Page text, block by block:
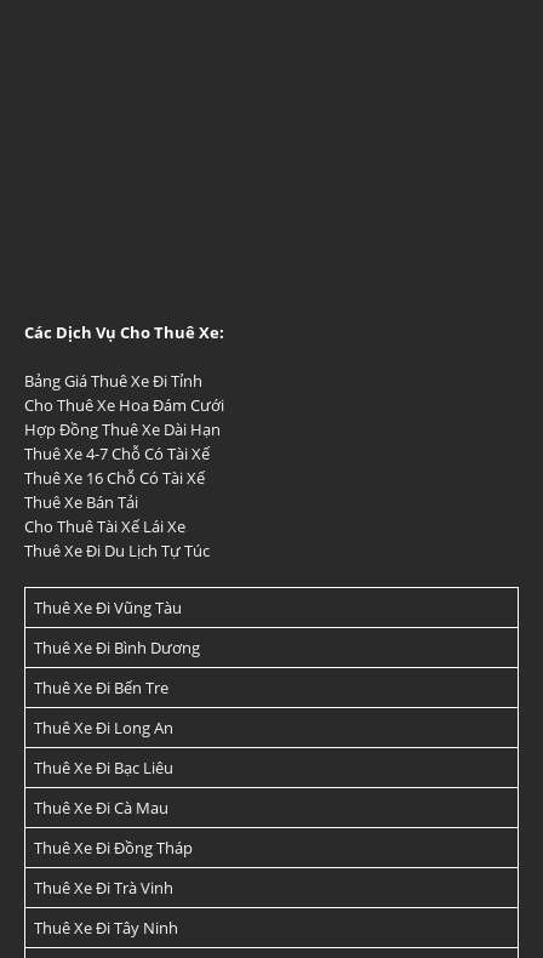
Các Dịch Vụ Cho Thuê Xe:
Bảng Giá Thuê Xe Đi Tỉnh
Cho Thuê Xe Hoa Đám Cưới
Hợp Đồng Thuê Xe Dài Hạn
Thuê Xe 4-7 Chỗ Có Tài Xế
Thuê Xe 16 Chỗ Có Tài Xế
Thuê Xe Bán Tải
Cho Thuê Tài Xế Lái Xe
Thuê Xe Đi Du Lịch Tự Túc
Thuê Xe Đi Vũng Tàu
Thuê Xe Đi Bình Dương
Thuê Xe Đi Bến Tre
Thuê Xe Đi Long An
Thuê Xe Đi Bạc Liêu
Thuê Xe Đi Cà Mau
Thuê Xe Đi Đồng Tháp
Thuê Xe Đi Trà Vinh
Thuê Xe Đi Tây Ninh